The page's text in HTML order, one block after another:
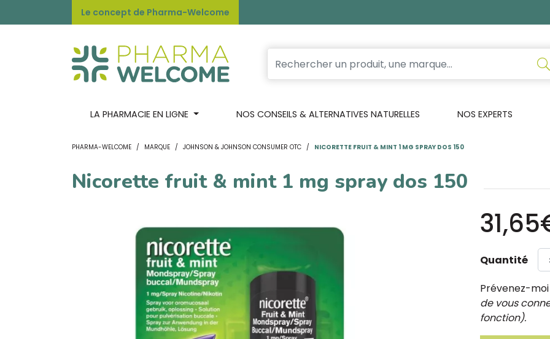
Le concept de Pharma-Welcome
LA PHARMACIE EN LIGNE NOS CONSEILS & ALTERNATIVES NATURELLES NOS EXPERTS
PHARMA-WELCOME MARQUE JOHNSON & JOHNSON CONSUMER OTC NICORETTE FRUIT & MINT 1 MG SPRAY DOS 150
Nicorette fruit & mint 1 mg spray dos 150
Quantité
Prévenez-
de vous
fonction).